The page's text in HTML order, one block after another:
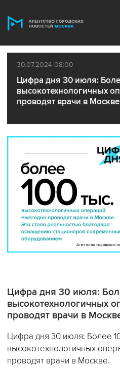
30.07.2024 08:00
Цифра дня 30 июля:
высокотехнологичных
проводят врачи в Москве
Цифра дня 30 июля:
высокотехнологичных
проводят врачи в
Цифра дня 30 июля: Более
высокотехнологичных
проводят врачи в Москве.